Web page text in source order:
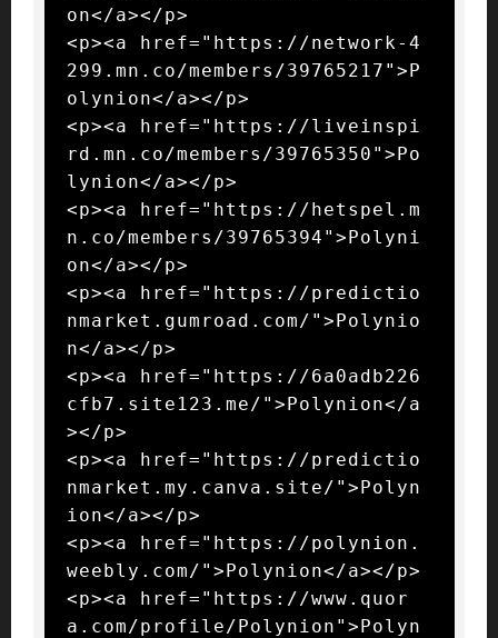
on</a></p>
<p><a href="https://network-4
299.mn.co/members/39765217">P
olynion</a></p>
<p><a href="https://liveinspi
rd.mn.co/members/39765350">Po
lynion</a></p>
<p><a href="https://hetspel.m
n.co/members/39765394">Polyni
on</a></p>
<p><a href="https://predictio
nmarket.gumroad.com/">Polynio
n</a></p>
<p><a href="https://6a0adb226
cfb7.site123.me/">Polynion</a
></p>
<p><a href="https://predictio
nmarket.my.canva.site/">Polyn
ion</a></p>
<p><a href="https://polynion.
weebly.com/">Polynion</a></p>
<p><a href="https://www.quor
a.com/profile/Polynion">Polyn